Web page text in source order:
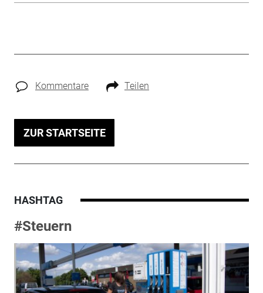
Kommentare Teilen
ZUR STARTSEITE
HASHTAG
#Steuern